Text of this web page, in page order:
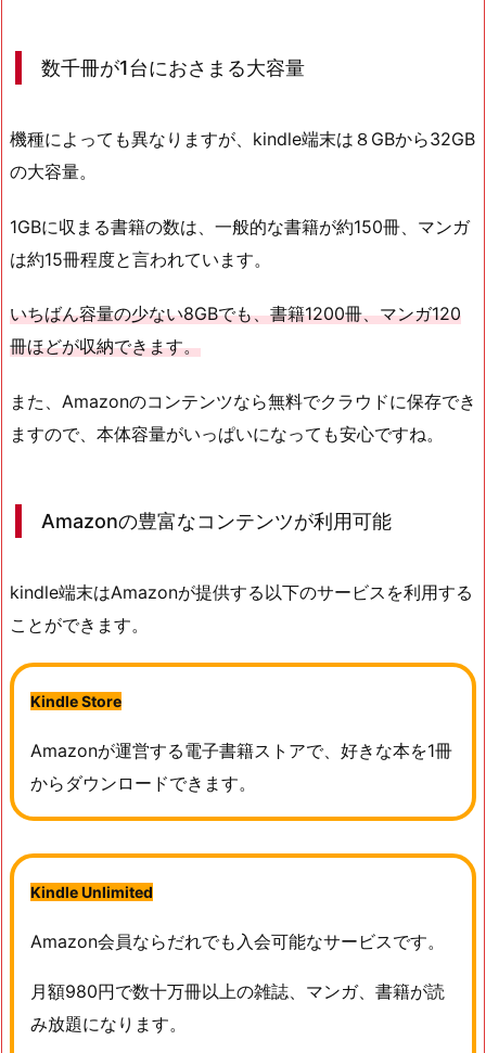
数千冊が1台におさまる大容量
機種によっても異なりますが、kindle端末は８GBから32GB
の大容量。
1GBに収まる書籍の数は、一般的な書籍が約150冊、マンガ
は約15冊程度と言われています。
いちばん容量の少ない8GBでも、書籍1200冊、マンガ120
冊ほどが収納できます。
また、Amazonのコンテンツなら無料でクラウドに保存でき
ますので、本体容量がいっぱいになっても安心ですね。
Amazonの豊富なコンテンツが利用可能
kindle端末はAmazonが提供する以下のサービスを利用する
ことができます。
KindleStore
Amazonが運営する電子書籍ストアで、好きな本を1冊
からダウンロードできます。
Kindle Unlimited
Amazon会員ならだれでも入会可能なサービスです。
月額980円で数十万冊以上の雑誌、マンガ、書籍が読
み放題になります。